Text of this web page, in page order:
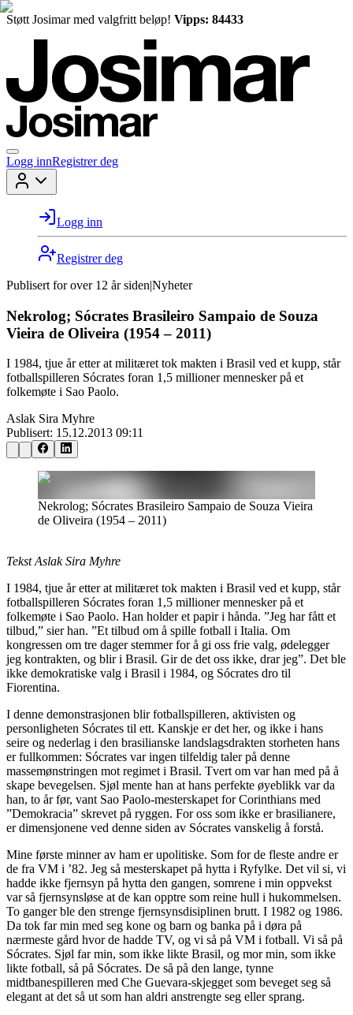
Støtt Josimar med valgfritt beløp! Vipps: 84433
Logg innRegistrer deg
Logg inn
Registrer deg
Publisert for over 12 år siden|Nyheter
Nekrolog; Sócrates Brasileiro Sampaio de Souza
Vieira de Oliveira (1954 – 2011)
I 1984, tjue år etter at militæret tok makten i Brasil ved et kupp, står
fotballspilleren Sócrates foran 1,5 millioner mennesker på et
folkemøte i Sao Paolo.
Aslak Sira Myhre
Publisert: 15.12.2013 09:11
Nekrolog; Sócrates Brasileiro Sampaio de Souza Vieira
de Oliveira (1954 – 2011)
Tekst Aslak Sira Myhre
I 1984, tjue år etter at militæret tok makten i Brasil ved et kupp, står
fotballspilleren Sócrates foran 1,5 millioner mennesker på et
folkemøte i Sao Paolo. Han holder et papir i hånda. ”Jeg har fått et
tilbud,” sier han. ”Et tilbud om å spille fotball i Italia. Om
kongressen om tre dager stemmer for å gi oss frie valg, ødelegger
jeg kontrakten, og blir i Brasil. Gir de det oss ikke, drar jeg”. Det ble
ikke demokratiske valg i Brasil i 1984, og Sócrates dro til
Fiorentina.
I denne demonstrasjonen blir fotballspilleren, aktivisten og
personligheten Sócrates til ett. Kanskje er det her, og ikke i hans
seire og nederlag i den brasilianske landslagsdrakten storheten hans
er fullkommen: Sócrates var ingen tilfeldig taler på denne
massemønstringen mot regimet i Brasil. Tvert om var han med på å
skape bevegelsen. Sjøl mente han at hans perfekte øyeblikk var da
han, to år før, vant Sao Paolo-mesterskapet for Corinthians med
”Demokracia” skrevet på ryggen. For oss som ikke er brasilianere,
er dimensjonene ved denne siden av Sócrates vanskelig å forstå.
Mine første minner av ham er upolitiske. Som for de fleste andre er
de fra VM i ’82. Jeg så mesterskapet på hytta i Ryfylke. Det vil si, vi
hadde ikke fjernsyn på hytta den gangen, somrene i min oppvekst
var så fjernsynsløse at de kan opptre som reine hull i hukommelsen.
To ganger ble den strenge fjernsynsdisiplinen brutt. I 1982 og 1986.
Da tok far min med seg kone og barn og banka på i døra på
nærmeste gård hvor de hadde TV, og vi så på VM i fotball. Vi så på
Sócrates. Sjøl far min, som ikke likte Brasil, og mor min, som ikke
likte fotball, så på Sócrates. De så på den lange, tynne
midtbanespilleren med Che Guevara-skjegget som beveget seg så
elegant at det så ut som han aldri anstrengte seg eller sprang.